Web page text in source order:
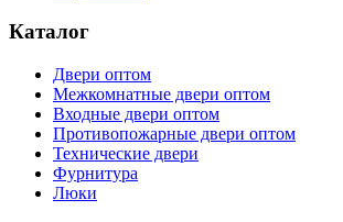
Каталог
Двери оптом
Межкомнатные двери оптом
Входные двери оптом
Противопожарные двери оптом
Технические двери
Фурнитура
Люки